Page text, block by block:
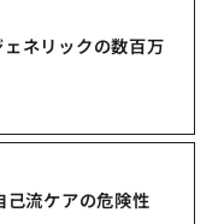
ネリックの数百万
己流ケアの危険性